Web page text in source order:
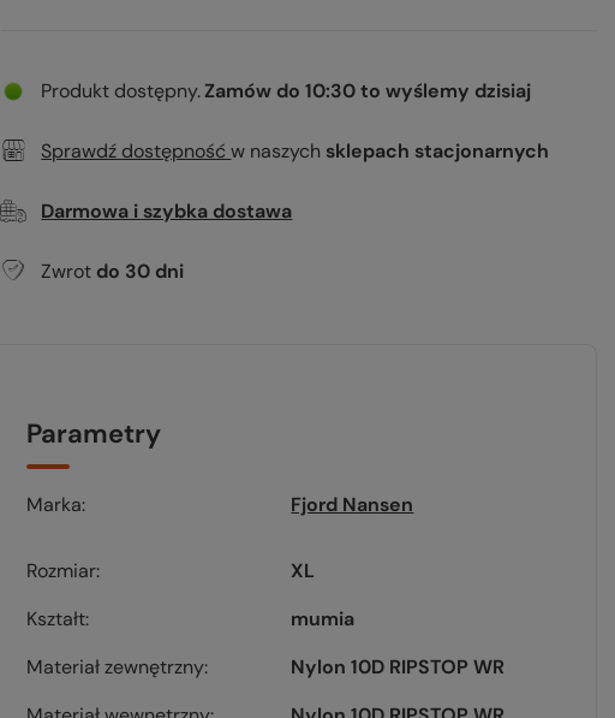
Produkt dostępny Zamów do10:30 to wyślemy dzisiaj
Sprawdź dostępnośćw naszych sklepach stacjonarnych
Darmowa i szybka dostawa
Zwrot do 30 dni
Parametry
Marka Fjord Nansen
Rozmiar
XL
Kształt
mumia
Materiał zewnętrzny
Nylon 10D RIPSTOP WR